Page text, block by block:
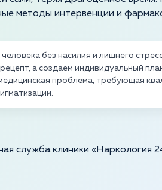
методы интервенции и
без насилия и лишнего
а создаем индивидуальный
проблема, требующая
служба клиники «Наркология